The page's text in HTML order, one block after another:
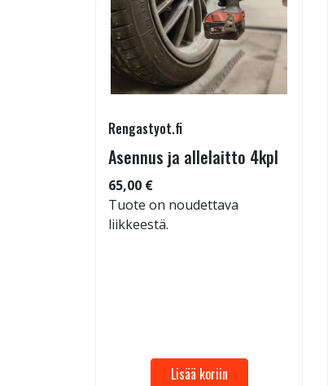
Rengastyot.fi
Asennus ja allelaitto 4kpl
65,00 €
Tuote on noudettava
liikkeestä.
Lisää koriin